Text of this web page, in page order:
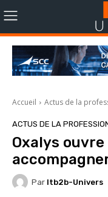
Accueil Actus de la
ACTUS DE LA
Oxalys
Par Itb2b-Univers